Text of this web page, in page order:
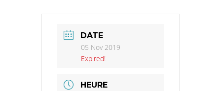
DATE
05 Nov 2019
Expired!
HEURE